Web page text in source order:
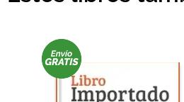
★★★
Tu nombre